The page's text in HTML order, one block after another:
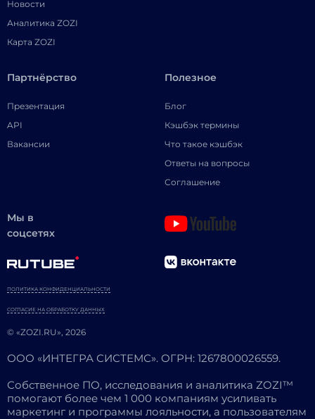
Новости
Аналитика ZOZI
Карта ZOZI
Партнёрство
Презентация
API
Вакансии
Полезное
Блог
Кэшбэк термины
Что такое кэшбэк
Ответы на вопросы
Соглашение
Мы в
соцсетях
© «ZOZI.RU», 2026
ПОЛИТИКА КОНФИДЕНЦИАЛЬНОСТИ
СОГЛАСИЕ НА ОБРАБОТКУ ДАННЫХ
ООО «ИНТЕГРА СИСТЕМС». ОГРН: 1267800026559.
Собственное ПО, исследования и аналитика ZOZI™
помогают более чем 1 000 компаниям усиливать
маркетинг и программы лояльности, а пользователям